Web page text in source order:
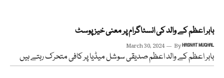
بابر اعظم کے والد کی انسٹاگرام پر معنی خیز پوسٹ
March 30, 2024 ByHASNAT MUGHAL
بابر اعظم کے والد اعظم صدیقی سوشل میڈیا پر کافی متحرک رہتے ہیں